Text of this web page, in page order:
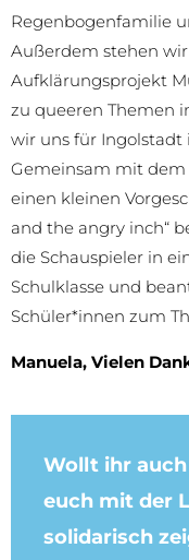
Regenbogenfamilie
Außerdem stehen
Aufklärungsprojekt
zu queeren Themen
wir uns für Ingolstadt
Gemeinsam mit
einen kleinen
and the angry inch“
die Schauspieler in
Schulklasse und
Schüler*innen zum
Manuela, Vielen
Wollt ihr
euch mit der
solidarisch